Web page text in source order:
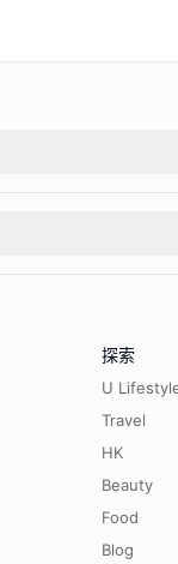
探索
U
Travel
HK
Beauty
Food
Blog